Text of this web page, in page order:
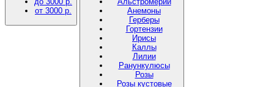
от 3000 р.
Анемоны
Герберы
Гортензии
Ирисы
Каллы
Лилии
Ранункулюсы
Розы
Розы кустовые